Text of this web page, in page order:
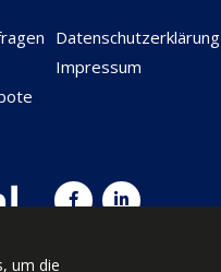
Datenschutzerklärung
Impressum
B.V.
um die